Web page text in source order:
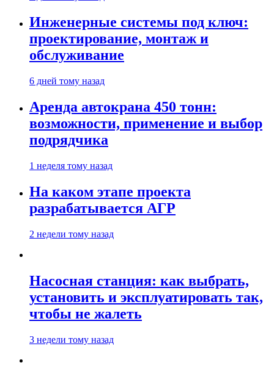
Инженерные системы под ключ:
проектирование, монтаж и
обслуживание
6 дней тому назад
Аренда автокрана 450 тонн:
возможности, применение и выбор
подрядчика
1 неделя тому назад
На каком этапе проекта
разрабатывается АГР
2 недели тому назад
Насосная станция: как выбрать,
установить и эксплуатировать так,
чтобы не жалеть
3 недели тому назад